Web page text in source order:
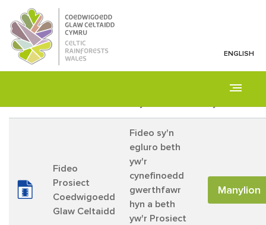
ENGLISH
Fideos
Fideo
Prosiect
Coedwigoedd
Glaw Celtaidd
Fideo sy'n
egluro beth
yw'r
cynefinoedd
gwerthfawr
hyn a beth
yw'r Prosiect
Manylion